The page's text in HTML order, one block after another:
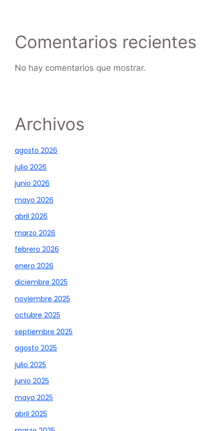
Comentarios recientes
No hay comentarios que mostrar.
Archivos
agosto 2026
julio 2026
junio 2026
mayo 2026
abril 2026
marzo 2026
febrero 2026
enero 2026
diciembre 2025
noviembre 2025
octubre 2025
septiembre 2025
agosto 2025
julio 2025
junio 2025
mayo 2025
abril 2025